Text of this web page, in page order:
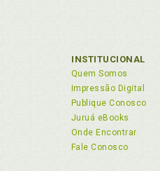
INSTITUCIONAL
Quem Somos
Impressão Digital
Publique Conosco
Juruá eBooks
Onde Encontrar
Fale Conosco